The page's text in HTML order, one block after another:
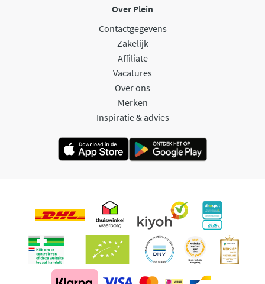
Over Plein
Contactgegevens
Zakelijk
Affiliate
Vacatures
Over ons
Merken
Inspiratie & advies